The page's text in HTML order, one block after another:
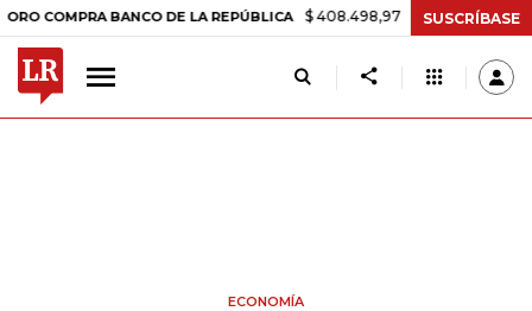
BANCO DE LA REPÚBLICA $ 408.498,97 +$ 8.753,81 +2,19%
SUSCRÍBASE
ECONOMÍA